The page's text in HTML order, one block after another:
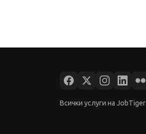
Всички услуги на JobTiger